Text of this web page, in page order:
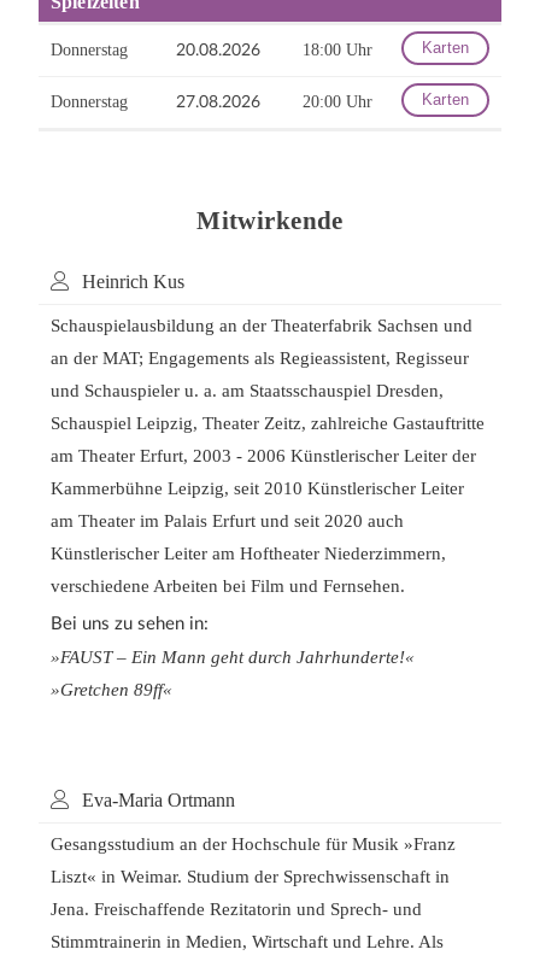
Donnerstag 20.08.2026 18:00 Uhr Karten
Donnerstag 27.08.2026 20:00 Uhr Karten
Mitwirkende
Heinrich Kus
Schauspielausbildung an der Theaterfabrik Sachsen und
an der MAT; Engagements als Regieassistent, Regisseur
und Schauspieler u. a. am Staatsschauspiel Dresden,
Schauspiel Leipzig, Theater Zeitz, zahlreiche Gastauftritte
am Theater Erfurt, 2003 - 2006 Künstlerischer Leiter der
Kammerbühne Leipzig, seit 2010 Künstlerischer Leiter
am Theater im Palais Erfurt und seit 2020 auch
Künstlerischer Leiter am Hoftheater Niederzimmern,
verschiedene Arbeiten bei Film und Fernsehen.
Bei uns zu sehen in:
»FAUST – Ein Mann geht durch Jahrhunderte!«
»Gretchen 89ff«
Eva-Maria Ortmann
Gesangsstudium an der Hochschule für Musik »Franz
Liszt« in Weimar. Studium der Sprechwissenschaft in
Jena. Freischaffende Rezitatorin und Sprech- und
Stimmtrainerin in Medien, Wirtschaft und Lehre. Als